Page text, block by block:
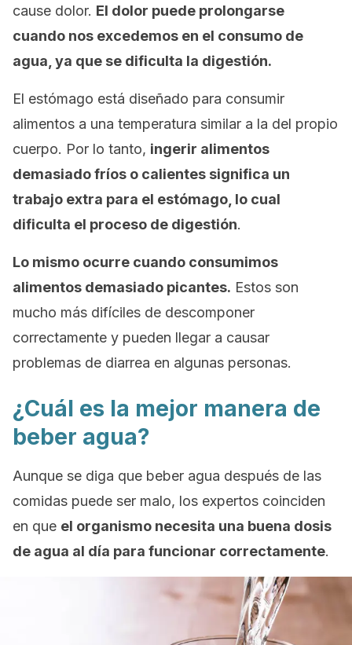
cause dolor. El dolor puede prolongarse
cuando nos excedemos en el consumo de
agua, ya que se dificulta la digestión.
El estómago está diseñado para consumir
alimentos a una temperatura similar a la del propio
cuerpo. Por lo tanto, ingerir alimentos
demasiado fríos o calientes significa un
trabajo extra para el estómago, lo cual
dificulta el proceso de digestión.
Lo mismo ocurre cuando consumimos
alimentos demasiado picantes. Estos son
mucho más difíciles de descomponer
correctamente y pueden llegar a causar
problemas de diarrea en algunas personas.
¿Cuál es la mejor manera de
beber agua?
Aunque se diga que beber agua después de las
comidas puede ser malo, los expertos coinciden
en que el organismo necesita una buena dosis
de agua al día para funcionar correctamente.